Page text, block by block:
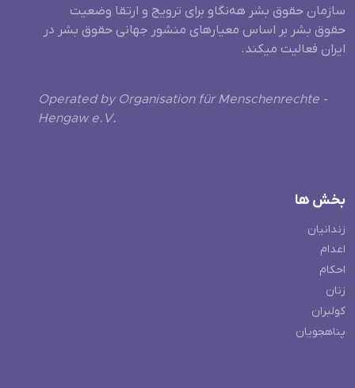
سازمان حقوق بشر هه‌نگاو برای ترویج و ارتقا وضعیت
حقوق بشر بر اساس معیارهای منشور جهانی حقوق بشر در
ایران فعالیت میکند.
Operated by Organisation für Menschenrechte -
Hengaw e.V.
بخش ها
زندانیان
اعدام
احکام
زنان
کولبران
پناهجویان